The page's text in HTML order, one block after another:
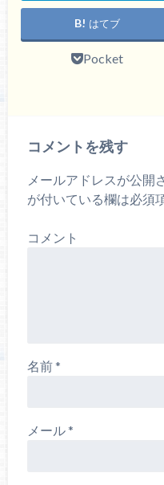
はてブ
Pocket
コメントを残す
メールアドレスが公開
が付いている欄は必須
コメント
名前*
メール*